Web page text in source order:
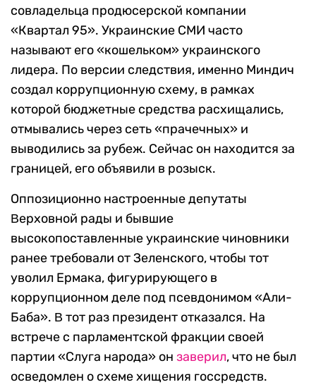
совладельца продюсерской компании
«Квартал 95». Украинские СМИ часто
называют его «кошельком» украинского
лидера. По версии следствия, именно Миндич
создал коррупционную схему, в рамках
которой бюджетные средства расхищались,
отмывались через сеть «прачечных» и
выводились за рубеж. Сейчас он находится за
границей, его объявили в розыск.
Оппозиционно настроенные депутаты
Βерховной рады и бывшие
высокопоставленные украинские чиновники
ранее требовали от Зеленского, чтобы тот
уволил Ермака, фигурирующего в
коррупционном деле под псевдонимом «Али-
Баба». Β тот раз президент отказался. На
встрече с парламентской фракции своей
партии «Слуга народа» он заверил, что не был
осведомлен о схеме хищения госсредств.